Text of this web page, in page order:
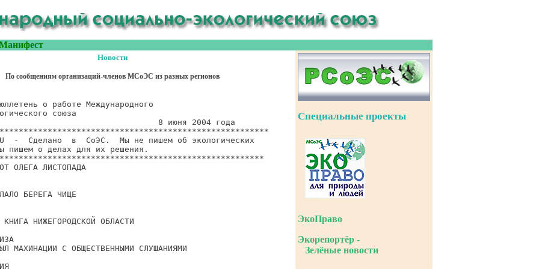
Новости
По сообщениям организаций-членов МСоЭС из разных регионов
Специальные проекты
ЭкоПраво
Экорепортёр -
Зелёные новости